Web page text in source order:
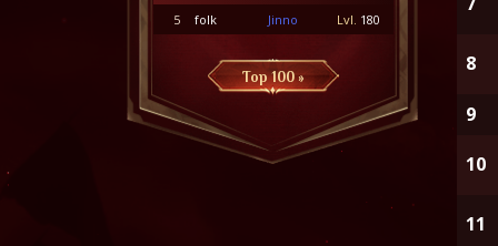
5
folk Jinno Lvl. 180
Top 100 »
8
9
10
11